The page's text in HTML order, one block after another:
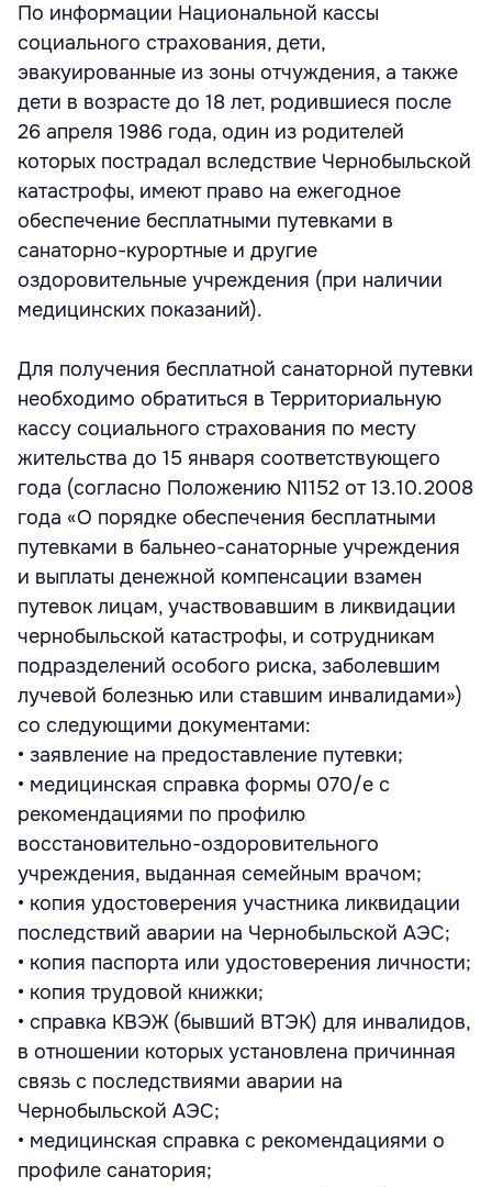
По информации Национальной кассы
социального страхования, дети,
эвакуированные из зоны отчуждения, а также
дети в возрасте до 18 лет, родившиеся после
26 апреля 1986 года, один из родителей
которых пострадал вследствие Чернобыльской
катастрофы, имеют право на ежегодное
обеспечение бесплатными путевками в
санаторно-курортные и другие
оздоровительные учреждения (при наличии
медицинских показаний).
Для получения бесплатной санаторной путевки
необходимо обратиться в Территориальную
кассу социального страхования по месту
жительства до 15 января соответствующего
года (согласно Положению N1152 от 13.10.2008
года «О порядке обеспечения бесплатными
путевками в бальнео-санаторные учреждения
и выплаты денежной компенсации взамен
путевок лицам, участвовавшим в ликвидации
чернобыльской катастрофы, и сотрудникам
подразделений особого риска, заболевшим
лучевой болезнью или ставшим инвалидами»)
со следующими документами:
• заявление на предоставление путевки;
• медицинская справка формы 070/е с
рекомендациями по профилю
восстановительно-оздоровительного
учреждения, выданная семейным врачом;
• копия удостоверения участника ликвидации
последствий аварии на Чернобыльской АЭС;
• копия паспорта или удостоверения личности;
• копия трудовой книжки;
• справка КВЭЖ (бывший ВТЭК) для инвалидов,
в отношении которых установлена причинная
связь с последствиями аварии на
Чернобыльской АЭС;
• медицинская справка с рекомендациями о
профиле санатория;